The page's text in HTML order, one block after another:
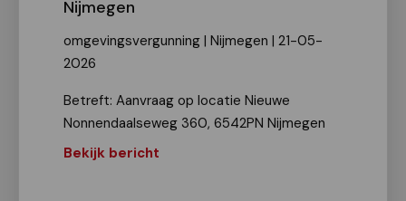
Nijmegen
omgevingsvergunning | Nijmegen | 21-05-
2026
Betreft: Aanvraag op locatie Nieuwe
Nonnendaalseweg 360, 6542PN Nijmegen
Bekijk bericht